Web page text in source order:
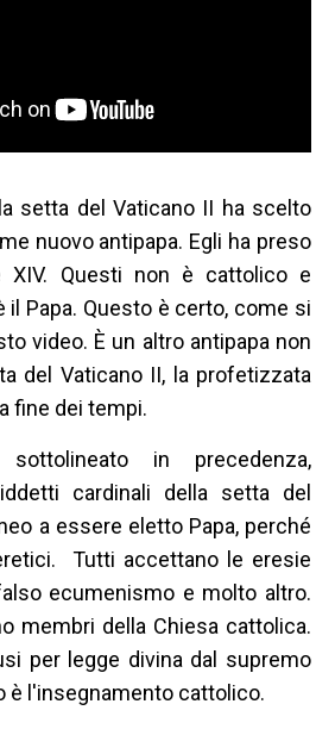
setta del Vaticano II ha scelto
nuovo antipapa. Egli ha preso
XIV. Questi non è cattolico e
il Papa. Questo è certo, come si
video. È un altro antipapa non
del Vaticano II, la profetizzata
fine dei tempi.
in precedenza,
cardinali della setta del
a essere eletto Papa, perché
Tutti accettano le eresie
ecumenismo e molto altro.
membri della Chiesa cattolica.
per legge divina dal supremo
è l'insegnamento cattolico.